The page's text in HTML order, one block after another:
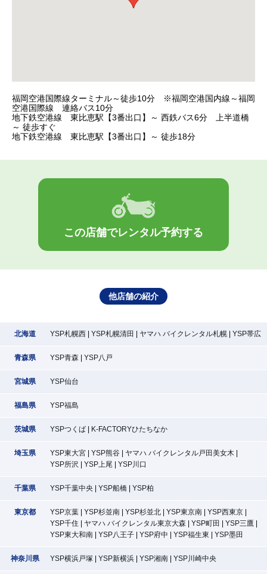
福岡空港国際線ターミナル～徒歩10分 ※福岡空港国内線～福岡
空港国際線 連絡バス10分
地下鉄空港線 東比恵駅【3番出口】～ 西鉄バス6分 上半道橋
～ 徒歩すぐ
地下鉄空港線 東比恵駅【3番出口】～ 徒歩18分
この店舗でレンタル予約する
他店舗の紹介
北海道 YSP札幌西 YSP札幌清田 ヤマハ バイクレンタル札幌 YSP帯広
青森県 YSP青森 YSP八戸
宮城県 YSP仙台
福島県 YSP福島
茨城県 YSPつくば K-FACTORYひたちなか
埼玉県 YSP東大宮 YSP熊谷
ヤマハ バイクレンタル戸田美女木
YSP所沢
YSP上尾 YSP川口
千葉県 YSP千葉中央 YSP船橋 YSP柏
東京都 YSP京葉 YSP杉並南 YSP杉並北 YSP東京南
YSP西東京
YSP千住
ヤマハ バイクレンタル東京大森 YSP町田
YSP三鷹
YSP東大和南
YSP八王子 YSP府中 YSP福生東 YSP墨田
神奈川県 YSP横浜戸塚 YSP新横浜 YSP湘南 YSP川崎中央